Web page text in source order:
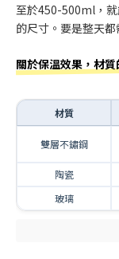
至於450-500ml，
的尺寸。要是整天
關於保溫效果，材
材質
雙層不鏽鋼
陶瓷
玻璃